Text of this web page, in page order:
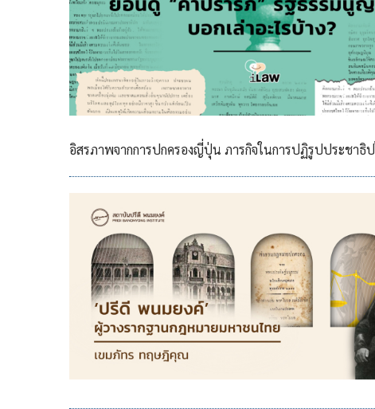
อิสรภาพจากการปกครองญี่ปุ่น ภารกิจในการปฏิรูปประชา